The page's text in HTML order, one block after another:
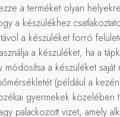
a terméket olyan
a készülékhez
a készüléket forró
a készüléket, ha a
módosítsa a készüléket
(például a
gyermekek közelében
palackozott vizet, amely